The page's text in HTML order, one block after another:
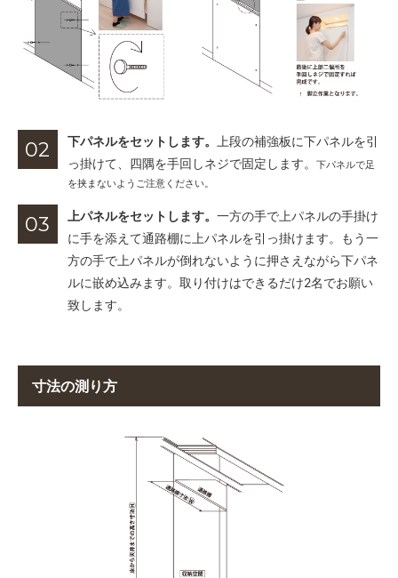
02 下パネルをセットします。
上段の補強板に下パネルを引
っ掛けて、四隅を手回しネジで固定します。
下パネルで足
を挟まないようご注意ください。
03 上パネルをセットします。 一方の手で上パネルの手掛け
に手を添えて通路棚に上パネルを引っ掛けます。もう一
方の手で上パネルが倒れないように押さえながら下パネ
ルに嵌め込みます。取り付けはできるだけ2名でお願い
致します。
寸法の測り方